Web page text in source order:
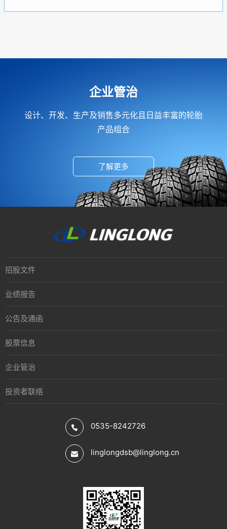
企业管治
设计、开发、生产及销售多元化且日益丰富的轮胎
产品组合
了解更多
招股文件
业绩报告
公告及通函
股票信息
企业管治
投资者联络
0535-8242726
linglongdsb@linglong.cn